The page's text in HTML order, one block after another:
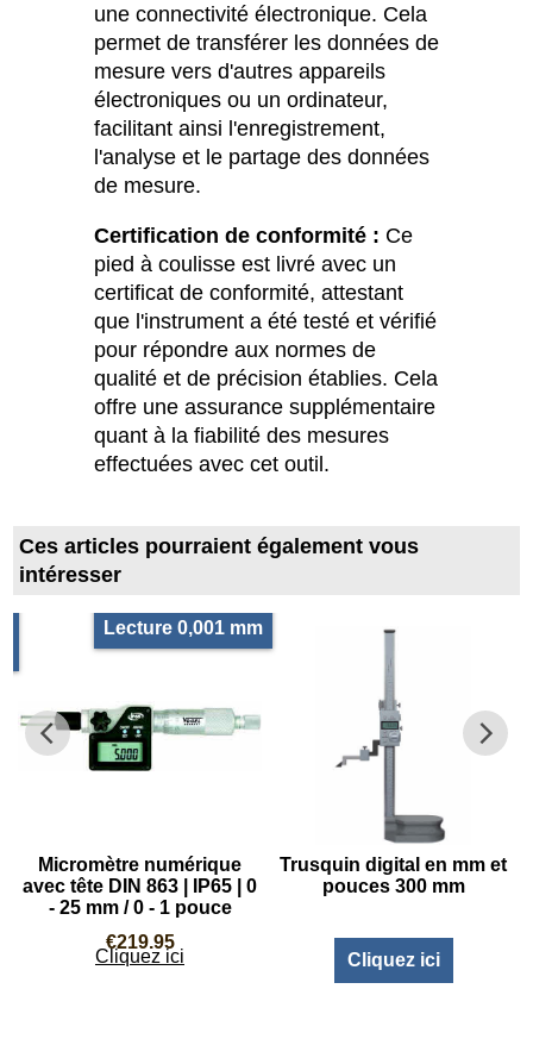
une connectivité électronique. Cela
permet de transférer les données de
mesure vers d'autres appareils
électroniques ou un ordinateur,
facilitant ainsi l'enregistrement,
l'analyse et le partage des données
de mesure.
Certification de conformité : Ce
pied à coulisse est livré avec un
certificat de conformité, attestant
que l'instrument a été testé et vérifié
pour répondre aux normes de
qualité et de précision établies. Cela
offre une assurance supplémentaire
quant à la fiabilité des mesures
effectuées avec cet outil.
Ces articles pourraient également vous
intéresser
Lecture 0,001 mm
Micromètre numérique
avec tête DIN 863 | IP65 | 0
- 25 mm / 0 - 1 pouce
€219.95
Cliquez ici
Trusquin digital en mm et
pouces 300 mm
Cliquez ici